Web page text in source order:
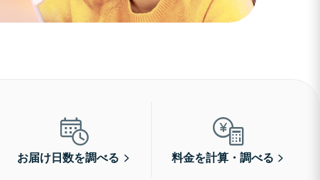
お届け日数を調べる 料金を計算・調べる